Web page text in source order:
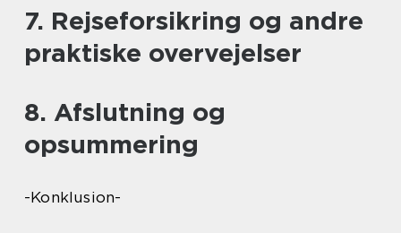
7. Rejseforsikring og andre
praktiske overvejelser
8. Afslutning og
opsummering
-Konklusion-